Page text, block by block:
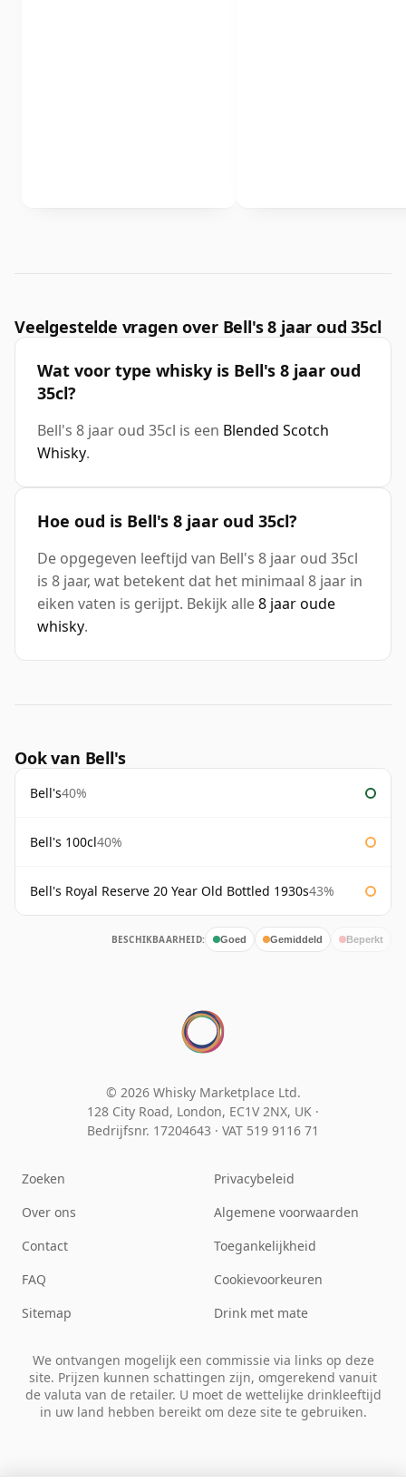
Veelgestelde vragen over Bell's 8 jaar oud 35cl
Wat voor type whisky is Bell's 8 jaar oud
35cl?
Bell's 8 jaar oud 35cl is een Blended Scotch
Whisky.
Hoe oud is Bell's 8 jaar oud 35cl?
De opgegeven leeftijd van Bell's 8 jaar oud 35cl
is 8 jaar, wat betekent dat het minimaal 8 jaar in
eiken vaten is gerijpt. Bekijk alle8 jaar oude
whisky.
Ook van Bell's
Bell's40%
Bell's 100cl40%
Bell's Royal Reserve 20 Year Old Bottled 1930s43%
BESCHIKBAARHEID: Goed Gemiddeld Beperkt
© 2026 Whisky Marketplace Ltd.
128 City Road, London, EC1V 2NX, UK ·
Bedrijfsnr. 17204643 · VAT 519 9116 71
Zoeken
Over ons
Contact
FAQ
Sitemap
Privacybeleid
Algemene voorwaarden
Toegankelijkheid
Cookievoorkeuren
Drink met mate
We ontvangen mogelijk een commissie via links op deze
site. Prijzen kunnen schattingen zijn, omgerekend vanuit
de valuta van de retailer. U moet de wettelijke drinkleeftijd
in uw land hebben bereikt om deze site te gebruiken.